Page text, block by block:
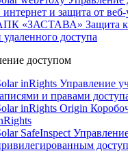
интернет и защита от веб-
«ЗАСТАВА» Защита
удаленного доступа
доступом
inRights Управление
и правами
inRights Origin
SafeInspect